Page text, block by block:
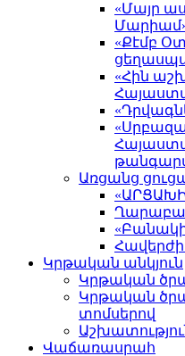
«Մայր
«Քէմբ
«Հին
Առցանց
«Բանակի
Կրթական անկյուն
Կրթական
Կրթական
տոմսերով
Վաճառասրահ